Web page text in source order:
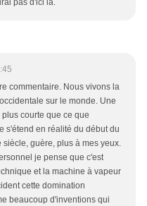
pas d'ici là.
commentaire. Nous vivons la
sur le monde. Une
courte que ce que
s'étend en réalité du début du
siècle, guère, plus à mes yeux.
je pense que c'est
et la machine à vapeur
cette domination
beaucoup d'inventions qui